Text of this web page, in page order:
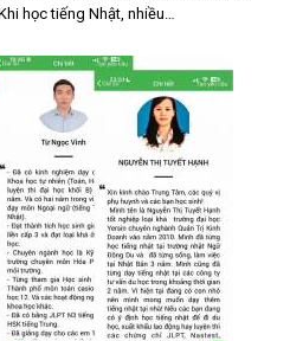
học tiếng Nhật, nhiều…